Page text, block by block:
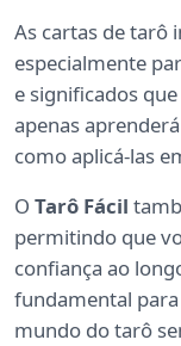
As cartas de tarô
especialmente
e significados
apenas
como aplicá-las
O Tarô Fácil
permitindo que
confiança ao
fundamental
mundo do tarô